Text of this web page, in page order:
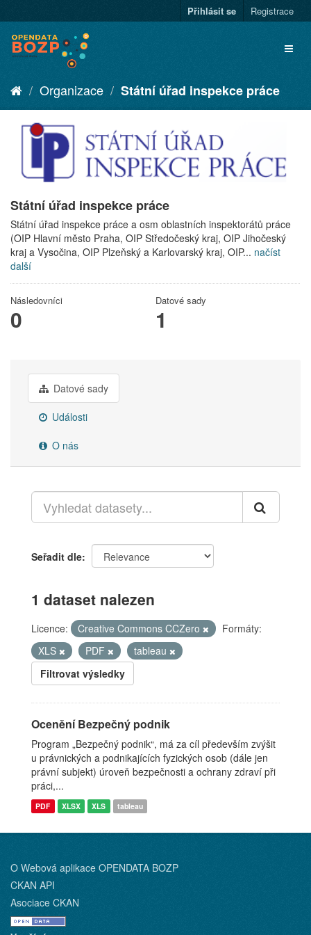
Přihlásit se Registrace
Organizace Státní úřad inspekce práce
Státní úřad inspekce práce
Státní úřad inspekce práce a osm oblastních inspektorátů práce
(OIP Hlavní město Praha, OIP Středočeský kraj, OIP Jihočeský
kraj a Vysočina, OIP Plzeňský a Karlovarský kraj, OIP... načíst
další
Následovníci
0
Datové sady
1
Datové sady
Události
O nás
Seřadit dle
1 dataset nalezen
Licence: Creative Commons CCZero
Formáty:
XLS
PDF
tableau
Filtrovat výsledky
Ocenění Bezpečný podnik
Program „Bezpečný podnik“, má za cíl především zvýšit
u právnických a podnikajících fyzických osob (dále jen
právní subjekt) úroveň bezpečnosti a ochrany zdraví při
práci,...
PDF XLSX XLS tableau
O Webová aplikace OPENDATA BOZP
CKAN API
Asociace CKAN